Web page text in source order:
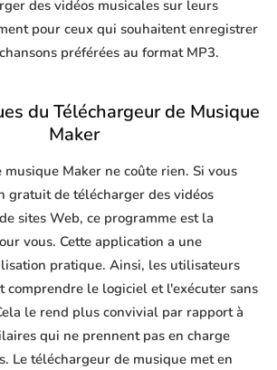
des vidéos musicales sur leurs
pour ceux qui souhaitent enregistrer
préférées au format MP3.
du Téléchargeur de Musique
Maker
Maker ne coûte rien. Si vous
gratuit de télécharger des vidéos
sites Web, ce programme est la
vous. Cette application a une
pratique. Ainsi, les utilisateurs
comprendre le logiciel et l'exécuter sans
le rend plus convivial par rapport à
qui ne prennent pas en charge
Le téléchargeur de musique met en